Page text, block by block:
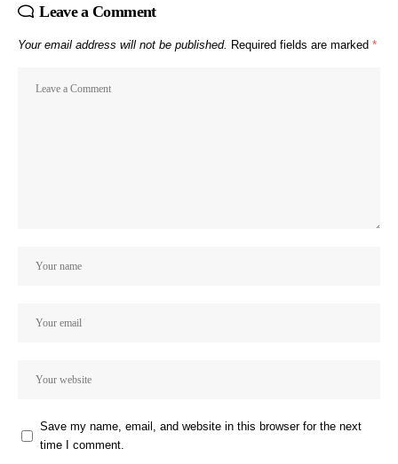
Leave a Comment
Your email address will not be published. Required fields are marked *
Save my name, email, and website in this browser for the next
time I comment.